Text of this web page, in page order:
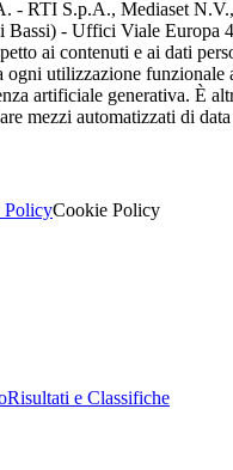
- RTI S.p.A., Mediaset
Bassi) - Uffici Viale Europa
ai contenuti e ai dati
ogni utilizzazione funzionale
artificiale generativa. È
mezzi automatizzati di
PolicyCookie Policy
Risultati e Classifiche